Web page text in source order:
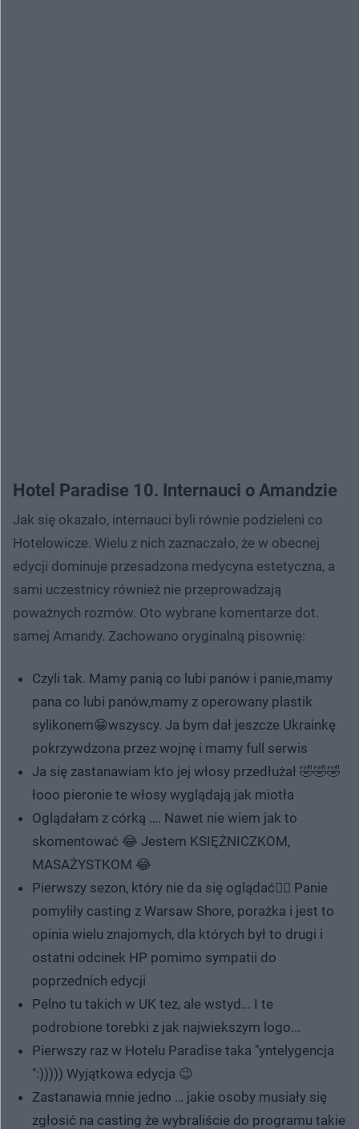
Hotel Paradise 10. Internauci o Amandzie
Jak się okazało, internauci byli równie podzieleni co
Hotelowicze. Wielu z nich zaznaczało, że w obecnej
edycji dominuje przesadzona medycyna estetyczna, a
sami uczestnicy również nie przeprowadzają
poważnych rozmów. Oto wybrane komentarze dot.
samej Amandy. Zachowano oryginalną pisownię:
Czyli tak. Mamy panią co lubi panów i panie,mamy
pana co lubi panów,mamy z operowany plastik
sylikonem😁wszyscy. Ja bym dał jeszcze Ukrainkę
pokrzywdzona przez wojnę i mamy full serwis
Ja się zastanawiam kto jej włosy przedłużał 🤣🤣🤣
łooo pieronie te włosy wyglądają jak miotła
Oglądałam z córką …. Nawet nie wiem jak to
skomentować 😂 Jestem KSIĘŻNICZKOM,
MASAŻYSTKOM 😂
Pierwszy sezon, który nie da się oglądać😵‍💫 Panie
pomyliły casting z Warsaw Shore, porażka i jest to
opinia wielu znajomych, dla których był to drugi i
ostatni odcinek HP pomimo sympatii do
poprzednich edycji
Pelno tu takich w UK tez, ale wstyd... I te
podrobione torebki z jak najwiekszym logo...
Pierwszy raz w Hotelu Paradise taka "yntelygencja
":))))) Wyjątkowa edycja 😉
Zastanawia mnie jedno … jakie osoby musiały się
zgłosić na casting że wybraliście do programu takie